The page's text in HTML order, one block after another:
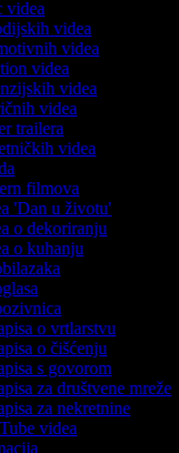
videa
videa
videa
videa
videa
videa
trailera
videa
filmova
'Dan u životu'
o dekoriranju
o kuhanju
o vrtlarstvu
o čišćenju
s govorom
za društvene mreže
za nekretnine
videa